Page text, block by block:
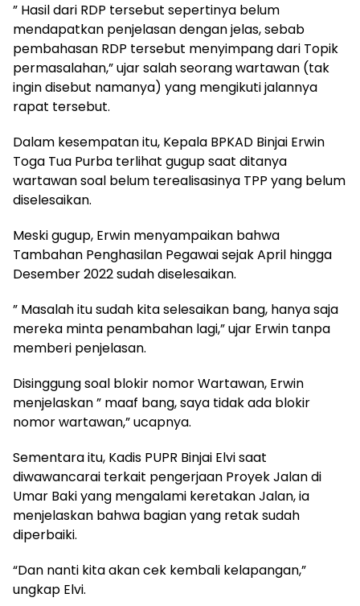
” Hasil dari RDP tersebut sepertinya belum
mendapatkan penjelasan dengan jelas, sebab
pembahasan RDP tersebut menyimpang dari Topik
permasalahan,” ujar salah seorang wartawan (tak
ingin disebut namanya) yang mengikuti jalannya
rapat tersebut.
Dalam kesempatan itu, Kepala BPKAD Binjai Erwin
Toga Tua Purba terlihat gugup saat ditanya
wartawan soal belum terealisasinya TPP yang belum
diselesaikan.
Meski gugup, Erwin menyampaikan bahwa
Tambahan Penghasilan Pegawai sejak April hingga
Desember 2022 sudah diselesaikan.
” Masalah itu sudah kita selesaikan bang, hanya saja
mereka minta penambahan lagi,” ujar Erwin tanpa
memberi penjelasan.
Disinggung soal blokir nomor Wartawan, Erwin
menjelaskan ” maaf bang, saya tidak ada blokir
nomor wartawan,” ucapnya.
Sementara itu, Kadis PUPR Binjai Elvi saat
diwawancarai terkait pengerjaan Proyek Jalan di
Umar Baki yang mengalami keretakan Jalan, ia
menjelaskan bahwa bagian yang retak sudah
diperbaiki.
“Dan nanti kita akan cek kembali kelapangan,”
ungkap Elvi.